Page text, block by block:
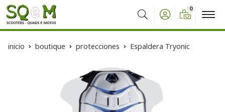
Buscar
0
inicio boutique protecciones Espaldera Tryonic